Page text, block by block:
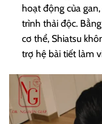
hoạt động của
trình thải độc.
cơ thể, Shiatsu
trợ hệ bài tiết làm